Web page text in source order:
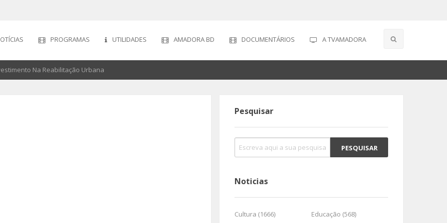
PROGRAMAS UTILIDADES AMADORA BD DOCUMENTÁRIOS A TVAMADORA
Na Reabilitação Urbana
Pesquisar
Noticias
Cultura (1666)
Educação (568)